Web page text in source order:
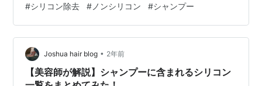
つくのかしら？ 油分を取りすぎないように、洗浄力の弱
いシャンプーにしてるのに... もしかしすると、髪の毛に
シリコンが蓄積されすぎているかもですね。 市販のシャ
ンプーやトリートメント、ヘアオイルにはシリコンが多
く含まれているものもあります。 シリコンが悪いわけ…
#シリコン除去 # ノンシリコン #シャンプー
Joshua hair blog • 2年前
【美容師が解説】シャンプーに含まれるシリコン